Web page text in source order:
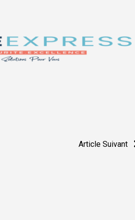
Article Suivant